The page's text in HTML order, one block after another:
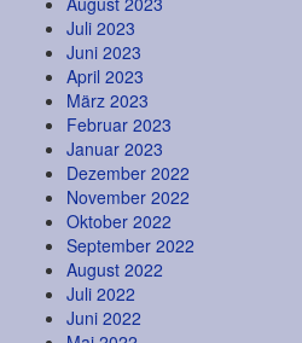
Juli 2023
Juni 2023
April 2023
März 2023
Februar 2023
Januar 2023
Dezember 2022
November 2022
Oktober 2022
September 2022
August 2022
Juli 2022
Juni 2022